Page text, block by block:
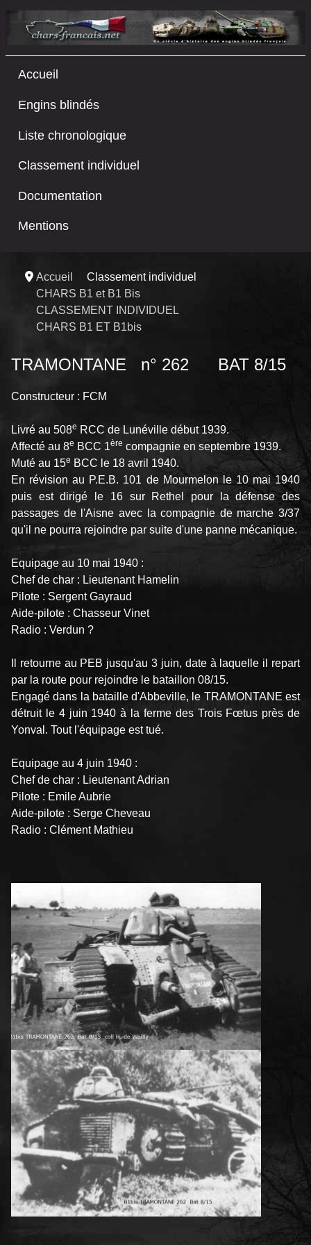
Accueil
Engins blindés
Liste chronologique
Classement individuel
Documentation
Mentions
Accueil
Classement individuel
CHARS B1 et B1 Bis
CLASSEMENT INDIVIDUEL
CHARS B1 ET B1bis
TRAMONTANE n° 262 BAT 8/15
Constructeur : FCM
Livré au 508e RCC de Lunéville début 1939.
Affecté au 8e BCC 1ère compagnie en septembre 1939.
Muté au 15e BCC le 18 avril 1940.
En révision au P.E.B. 101 de Mourmelon le 10 mai 1940
puis est dirigé le 16 sur Rethel pour la défense des
passages de l'Aisne avec la compagnie de marche 3/37
qu'il ne pourra rejoindre par suite d'une panne mécanique.
Equipage au 10 mai 1940 :
Chef de char : Lieutenant Hamelin
Pilote : Sergent Gayraud
Aide-pilote : Chasseur Vinet
Radio : Verdun ?
Il retourne au PEB jusqu'au 3 juin, date à laquelle il repart
par la route pour rejoindre le bataillon 08/15.
Engagé dans la bataille d'Abbeville, le TRAMONTANE est
détruit le 4 juin 1940 à la ferme des Trois Fœtus près de
Yonval. Tout l'équipage est tué.
Equipage au 4 juin 1940 :
Chef de char : Lieutenant Adrian
Pilote : Emile Aubrie
Aide-pilote : Serge Cheveau
Radio : Clément Mathieu